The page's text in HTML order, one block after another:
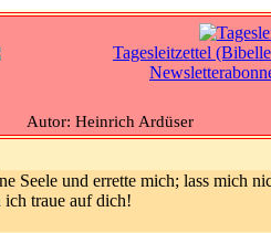
Autor: Heinrich Ardüser
Seele und errette mich; lass mich
ich traue auf dich!